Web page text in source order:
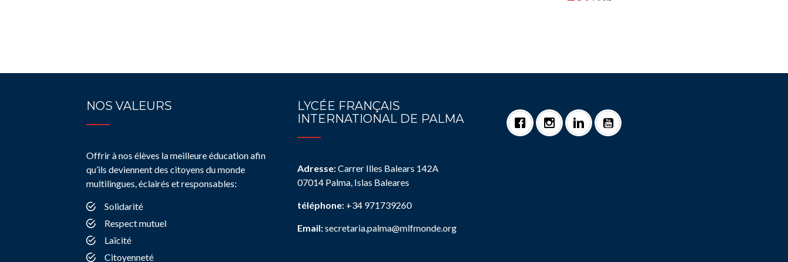
NOS VALEURS
Offrir à nos élèves la meilleure éducation afin
qu’ils deviennent des citoyens du monde
multilingues, éclairés et responsables:
Solidarité
Respect mutuel
Laïcité
Citoyenneté
LYCÉE FRANÇAIS
INTERNATIONAL DE PALMA
Adresse:Carrer Illes Balears 142A
07014 Palma, Islas Baleares
téléphone: +34 971739260
Email:secretaria.palma@mlfmonde.org